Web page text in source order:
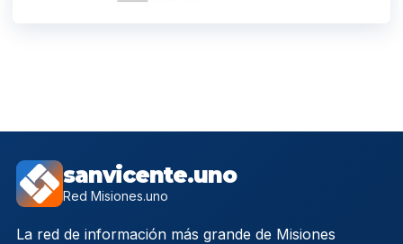
sanvicente.uno
Red Misiones.uno
La red de información más grande de Misiones